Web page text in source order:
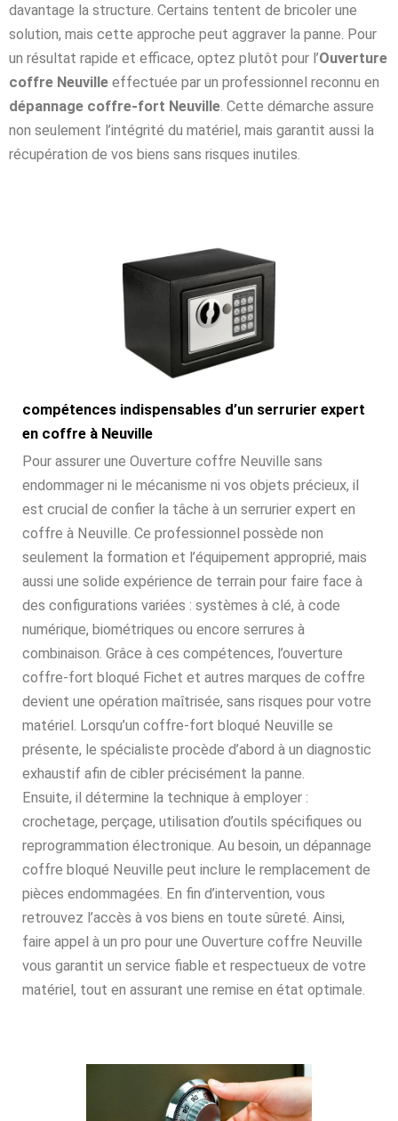
davantage la structure. Certains tentent de bricoler une
solution, mais cette approche peut aggraver la panne. Pour
un résultat rapide et efficace, optez plutôt pour l’Ouverture
coffre Neuville effectuée par un professionnel reconnu en
dépannage coffre-fort Neuville. Cette démarche assure
non seulement l’intégrité du matériel, mais garantit aussi la
récupération de vos biens sans risques inutiles.
compétences indispensables d’un serrurier expert
en coffre à Neuville
Pour assurer une Ouverture coffre Neuville sans
endommager ni le mécanisme ni vos objets précieux, il
est crucial de confier la tâche à un serrurier expert en
coffre à Neuville. Ce professionnel possède non
seulement la formation et l’équipement approprié, mais
aussi une solide expérience de terrain pour faire face à
des configurations variées : systèmes à clé, à code
numérique, biométriques ou encore serrures à
combinaison. Grâce à ces compétences, l’ouverture
coffre-fort bloqué Fichet et autres marques de coffre
devient une opération maîtrisée, sans risques pour votre
matériel. Lorsqu’un coffre-fort bloqué Neuville se
présente, le spécialiste procède d’abord à un diagnostic
exhaustif afin de cibler précisément la panne.
Ensuite, il détermine la technique à employer :
crochetage, perçage, utilisation d’outils spécifiques ou
reprogrammation électronique. Au besoin, un dépannage
coffre bloqué Neuville peut inclure le remplacement de
pièces endommagées. En fin d’intervention, vous
retrouvez l’accès à vos biens en toute sûreté. Ainsi,
faire appel à un pro pour une Ouverture coffre Neuville
vous garantit un service fiable et respectueux de votre
matériel, tout en assurant une remise en état optimale.